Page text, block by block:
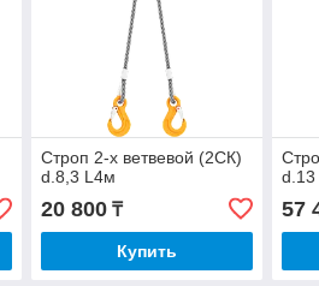
Строп 2-х ветвевой (2СК)
d.8,3 L4м
20 800₸
Купить
57